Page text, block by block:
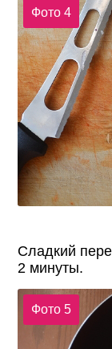
Фото 4
Сладкий
2 минуты.
Фото 5